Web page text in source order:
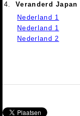
4.
Veranderd Japan
Nederland 1
Nederland 1
Nederland 2